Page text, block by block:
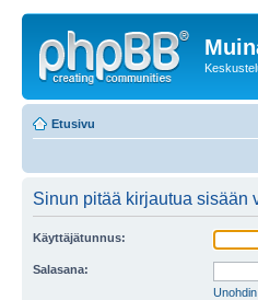
Etusivu
Sinun pitää kirjautua sisään
Käyttäjätunnus:
Salasana: